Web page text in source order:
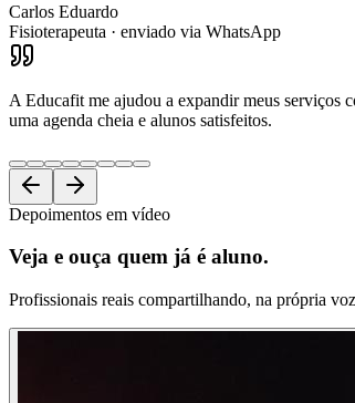
Carlos Eduardo
Fisioterapeuta · enviado via WhatsApp
A Educafit me ajudou a expandir meus serviços
uma agenda cheia e alunos satisfeitos.
Depoimentos em vídeo
Veja e ouça quem já é aluno.
Profissionais reais compartilhando, na própria